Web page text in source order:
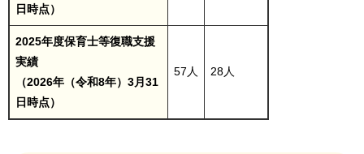
日時点）
2025年度保育士等復職支援
実績
（2026年（令和8年）3月31
日時点）
57人 28人